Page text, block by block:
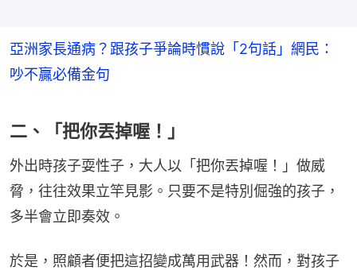
亞洲家長通病？跟孩子爭論時慣說「2句話」網民：
吵不贏必備金句
二、「把你丟掉喔！」
外出時孩子耍性子，大人以「把你丟掉喔！」做威
脅，往往效果立竿見影。只要不是特別倔強的孩子，
多半會立即奏效。
於是，照顧者便把這招變成萬用武器！然而，對孩子